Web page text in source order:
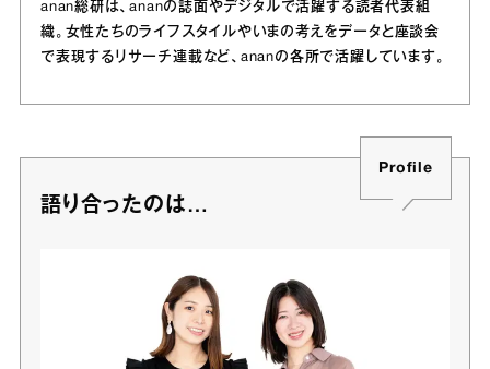
anan総研は、ananの誌面やデジタルで活躍する読者代表組
織。女性たちのライフスタイルやいまの考えをデータと座談会
で表現するリサーチ連載など、ananの各所で活躍しています。
語り合ったのは…
Profile